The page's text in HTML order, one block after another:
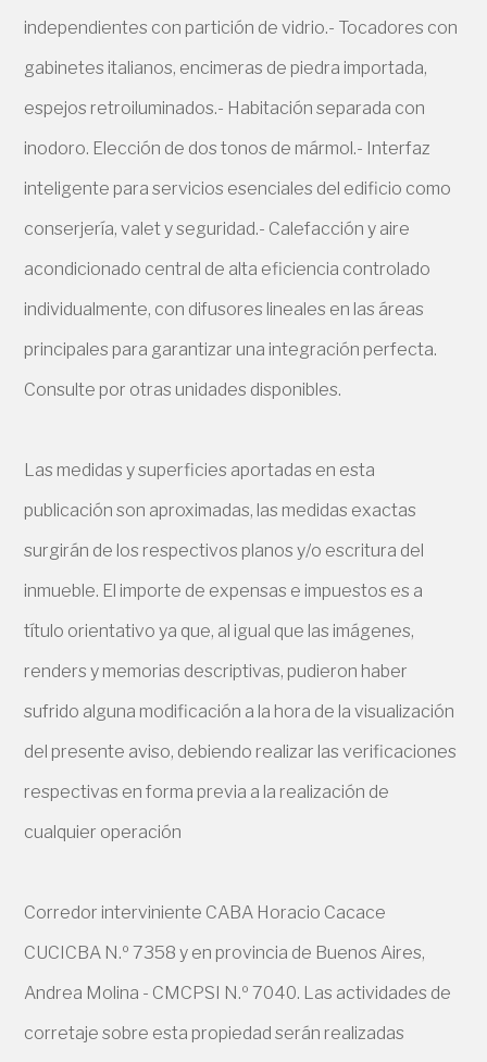
independientes con partición de vidrio.- Tocadores con
gabinetes italianos, encimeras de piedra importada,
espejos retroiluminados.- Habitación separada con
inodoro. Elección de dos tonos de mármol.- Interfaz
inteligente para servicios esenciales del edificio como
conserjería, valet y seguridad.- Calefacción y aire
acondicionado central de alta eficiencia controlado
individualmente, con difusores lineales en las áreas
principales para garantizar una integración perfecta.
Consulte por otras unidades disponibles.
Las medidas y superficies aportadas en esta
publicación son aproximadas, las medidas exactas
surgirán de los respectivos planos y/o escritura del
inmueble. El importe de expensas e impuestos es a
título orientativo ya que, al igual que las imágenes,
renders y memorias descriptivas, pudieron haber
sufrido alguna modificación a la hora de la visualización
del presente aviso, debiendo realizar las verificaciones
respectivas en forma previa a la realización de
cualquier operación
Corredor interviniente CABA Horacio Cacace
CUCICBA N.º 7358 y en provincia de Buenos Aires,
Andrea Molina - CMCPSI N.º 7040. Las actividades de
corretaje sobre esta propiedad serán realizadas